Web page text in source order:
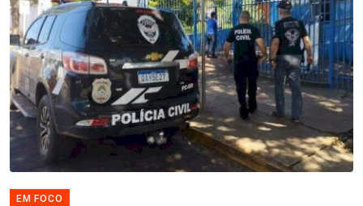
EM FOCO